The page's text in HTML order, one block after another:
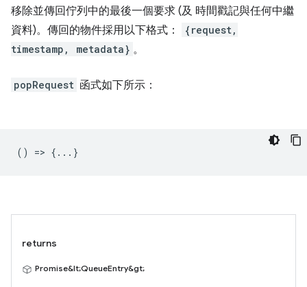
移除並傳回佇列中的最後一個要求 (及 時間戳記與任何中繼
資料)。傳回的物件採用以下格式：
{request,
timestamp, metadata} 。
popRequest 函式如下所示：
() => {...}
returns
Promise&lt;QueueEntry&gt;